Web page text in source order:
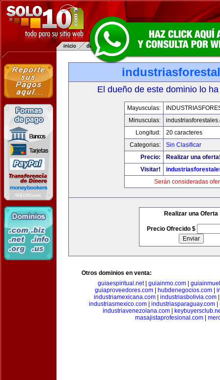
El dueño de este dominio lo
Mayusculas:
Minusculas:
Longitud:
20 caracteres
Categorias:
Sin Clasificar
Precio:
Realizar una
Visitar!
Serán consideradas
Realizar una Oferta
Precio Ofrecido $
Otros dominios en venta:
guiaespiritual.net| guiainmo.com
guiaproveedores.com
hubdenegocios.com
industriamexicana.com| industriasbolivia.com
industriasmexico.com
industriasparaguay.com
industriavenezolana.com
masajistaprofesional.com|